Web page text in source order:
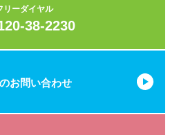
リーダイヤル
38-2230
お問い合わせ